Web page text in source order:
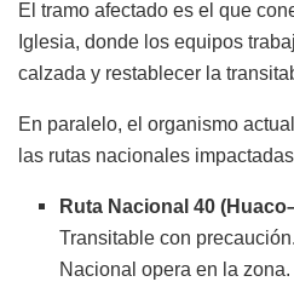
El tramo afectado es el que
Iglesia, donde los equipos
calzada y restablecer la
En paralelo, el organismo
las rutas nacionales
Ruta Nacional 40
Transitable con
Nacional opera en la zona.